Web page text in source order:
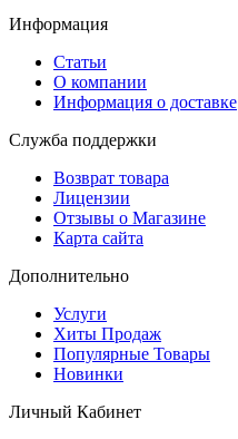
Информация
Статьи
О компании
Информация о доставке
Служба поддержки
Возврат товара
Лицензии
Отзывы о Магазине
Карта сайта
Дополнительно
Услуги
Хиты Продаж
Популярные Товары
Новинки
Личный Кабинет